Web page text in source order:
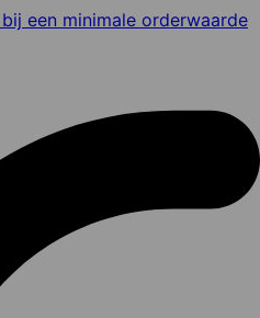
een minimale orderwaarde